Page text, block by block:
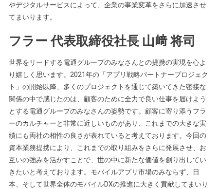
やデジタルサービスによって、企業の事業変革をさらに加速させ
てまいります。
フラー 代表取締役社長 山﨑 将司
世界をリードする電通グループのみなさんとの提携の実現を心よ
り嬉しく思います。2021年の「アプリ戦略パートナープロジェク
ト」の開始以降、多くのプロジェクトを通じて築いてきた密接な
関係の中で感じたのは、顧客のために全力で良い仕事を届けよう
とする電通グループのみなさんの姿勢です。顧客に寄り添うフラ
ーのカルチャーと非常に近しいものがあり、これまでの大きな実
績にも両社の相性の良さが表れていると考えております。今回の
資本業務提携により、これまでの取り組みをさらに発展させ、お
互いの強みを活かすことで、世の中に新たな価値を創り出してい
きたいと考えております。モバイルアプリ市場のみならず、日
本、そして世界全体のモバイルDXの推進に大きく貢献してまいり